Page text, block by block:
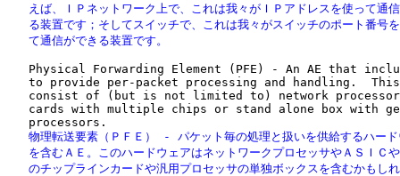
えば、ＩＰネットワーク上で、これは我々がＩＰアドレスを使って通
る装置です；そしてスイッチで、これは我々がスイッチのポート番号
   て通信ができる装置です。
Physical Forwarding Element (PFE) - An AE that
to provide per-packet processing and handling.
consist of (but is not limited to) network
cards with multiple chips or stand alone box with
物理転送要素（ＰＦＥ） - パケット毎の処理と扱いを供給するハー
を含むＡＥ。このハードウェアはネットワークプロセッサやＡＳＩＣ
のチップラインカードや汎用プロセッサの単独ボックスを含むかもし